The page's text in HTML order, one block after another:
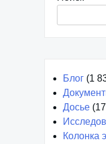
Блог (1
Досье
Колонка